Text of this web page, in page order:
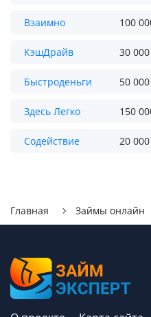
Взаимно 100
КэшДрайв 30
Быстроденьги 50
Здесь Легко 150
Содействие 20
Главная Займы онлайн